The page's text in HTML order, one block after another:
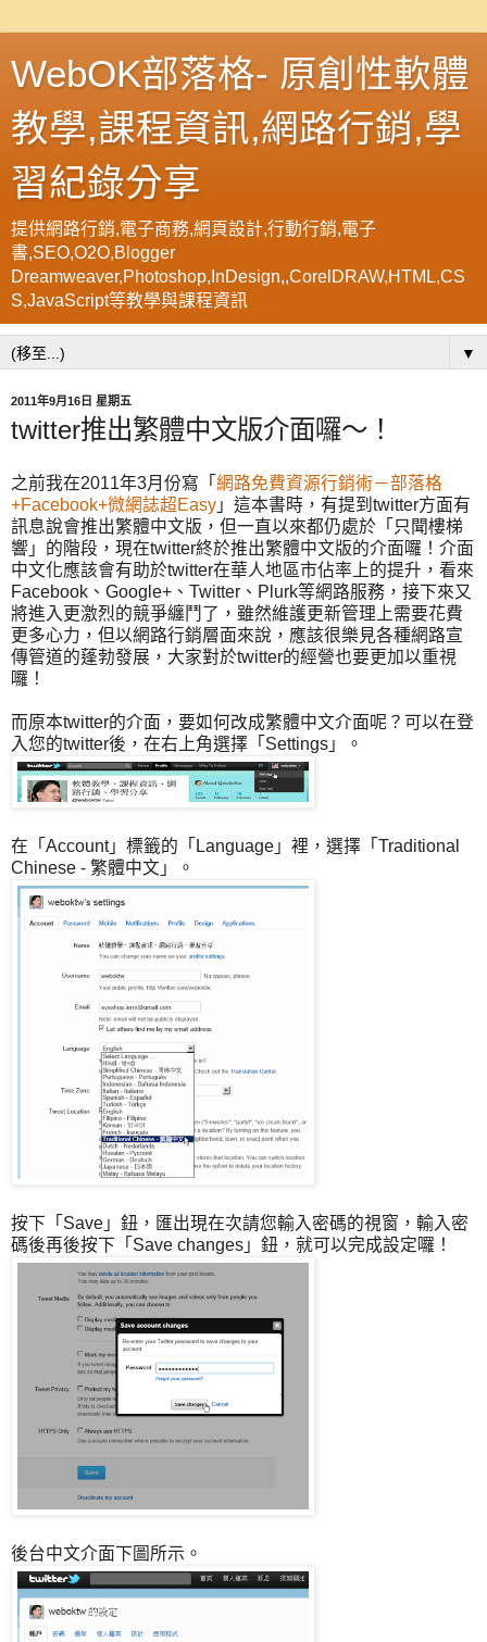
WebOK部落格- 原創性軟體
教學,課程資訊,網路行銷,學
習紀錄分享
提供網路行銷,電子商務,網頁設計,行動行銷,電子
書,SEO,O2O,Blogger
Dreamweaver,Photoshop,InDesign,,CorelDRAW,HTML,CS
S,JavaScript等教學與課程資訊
▼
2011年9月16日 星期五
twitter推出繁體中文版介面囉～！
之前我在2011年3月份寫「 網路免費資源行銷術－部落格
+Facebook+微網誌超Easy 」這本書時，有提到twitter方面有
訊息說會推出繁體中文版，但一直以來都仍處於「只聞樓梯
響」的階段，現在twitter終於推出繁體中文版的介面囉！介面
中文化應該會有助於twitter在華人地區市佔率上的提升，看來
Facebook、Google+、Twitter、Plurk等網路服務，接下來又
將進入更激烈的競爭纏鬥了，雖然維護更新管理上需要花費
更多心力，但以網路行銷層面來說，應該很樂見各種網路宣
傳管道的蓬勃發展，大家對於twitter的經營也要更加以重視
囉！
而原本twitter的介面，要如何改成繁體中文介面呢？可以在登
入您的twitter後，在右上角選擇「Settings」。
在「Account」標籤的「Language」裡，選擇「Traditional
Chinese - 繁體中文」。
按下「Save」鈕，匯出現在次請您輸入密碼的視窗，輸入密
碼後再後按下「Save changes」鈕，就可以完成設定囉！
後台中文介面下圖所示。